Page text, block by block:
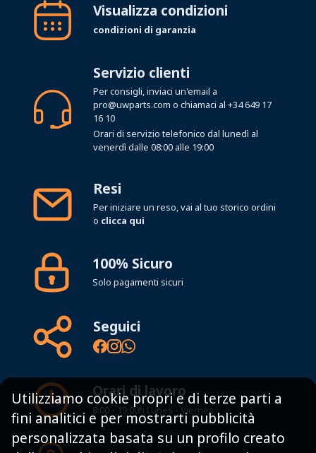
Visualizza condizioni
condizioni di garanzia
Servizio clienti
Per consigli, inviaci un'email a
pro@uwparts.com o chiamaci al +34 649 17
16 10
Orari di servizio telefonico dal lunedì al
venerdì dalle 08:00 alle 19:00
Resi
Per iniziare un reso, vai al tuo storico ordini
o clicca qui
100% Sicuro
Solo pagamenti sicuri
Seguici
Orari di lavoro
8:00 - 19:00h Lunes - Viernes
Utilizziamo cookie propri e di terze parti a
fini analitici e per mostrarti pubblicità
personalizzata basata su un profilo creato